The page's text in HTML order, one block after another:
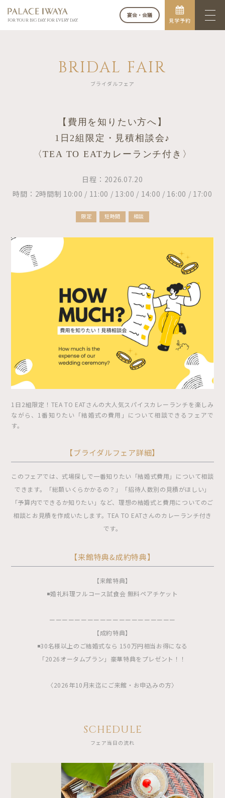
FOR YOUR BIG DAY. FOR EVERY DAY.
宴会・会議
見学予約
BRIDAL FAIR
ブライダルフェア
【費用を知りたい方へ】
1日2組限定・見積相談会♪
〈TEA TO EATカレーランチ付き〉
日程：2026.07.20
時間：2時間制 10:00 / 11:00 / 13:00 / 14:00 / 16:00 / 17:00
限定 短時間 相談
1日2組限定！TEA TO EATさんの大人気スパイスカレーランチを楽しみ
ながら、1番知りたい「結婚式の費用」について相談できるフェアで
す。
【ブライダルフェア詳細】
このフェアでは、式場探しで一番知りたい「結婚式費用」について相談
できます。「総額いくらかかるの？」「招待人数別の見積がほしい」
「予算内でできるか知りたい」など、理想の結婚式と費用についてのご
相談とお見積を作成いたします。TEA TO EATさんのカレーランチ付き
です。
【来館特典&成約特典】
【来館特典】
◾️婚礼料理フルコース試食会 無料ペアチケット
ーーーーーーーーーーーーーーーーーーーー
【成約特典】
◾️30名様以上のご結婚式なら 150万円相当お得になる
「2026オータムプラン」豪華特典をプレゼント！！
〈2026年10月末迄にご来館・お申込みの方〉
SCHEDULE
フェア当日の流れ